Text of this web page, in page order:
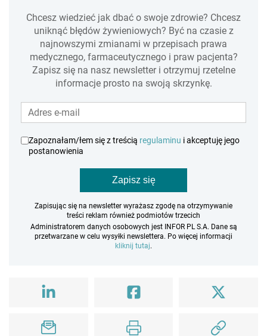
Chcesz wiedzieć jak dbać o swoje zdrowie? Chcesz
uniknąć błędów żywieniowych? Być na czasie z
najnowszymi zmianami w przepisach prawa
medycznego, farmaceutycznego i praw pacjenta?
Zapisz się na nasz newsletter i otrzymuj rzetelne
informacje prosto na swoją skrzynkę.
Zapoznałam/łem się z treścią regulaminu i akceptuję jego
postanowienia
Zapisz się
Zapisując się na newsletter wyrażasz zgodę na otrzymywanie
treści reklam również podmiotów trzecich
Administratorem danych osobowych jest INFOR PL S.A. Dane są
przetwarzane w celu wysyłki newslettera. Po więcej informacji
kliknij tutaj.